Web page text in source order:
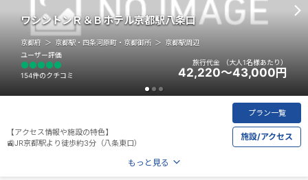
ワシントンＲ＆Ｂホテル京都駅八条口
プラン一覧
施設/アクセス
京都府 京都駅・四条河原町・京都御所 京都駅周辺
【アクセス情報や施設の特色】
🚉JR京都駅より徒歩約3分（八条東口）
ユーザー評価
154件のクチコミ
旅行代金 （大人1名様あたり）
42,220～43,000 円
もっと見る